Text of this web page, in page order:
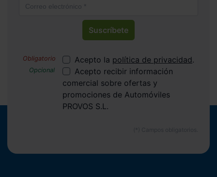
Suscríbete
Acepto la política de privacidad.
Acepto recibir información
comercial sobre ofertas y
promociones de Automóviles
PROVOS S.L.